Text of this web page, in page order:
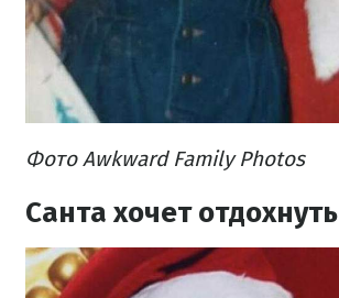
Фото Awkward Family Photos
Санта хочет отдохнуть